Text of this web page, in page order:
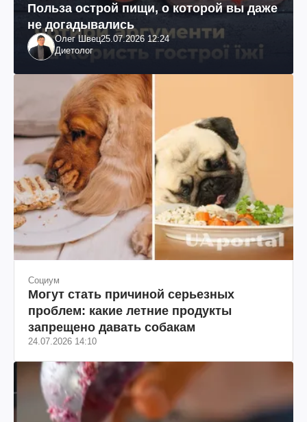
Польза острой пищи, о которой вы даже
не догадывались
Олег Швец25.07.2026 12:24
Диетолог
Социум
Могут стать причиной серьезных
проблем: какие летние продукты
запрещено давать собакам
24.07.2026 14:10